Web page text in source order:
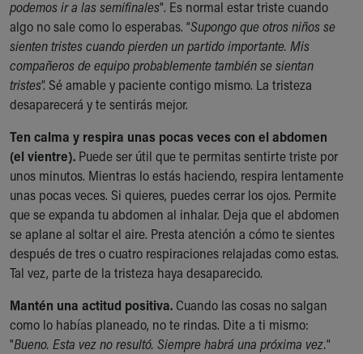
Gift Shop
Department of Public Safety
Health Info
Health Information
Healthy Info, Healthy Kids
Inside Children's Blog
Family Library
Educational Resources
Injury Prevention
Medical Records
Symptom Checker
Skip to main content
podemos ir a las semifinales". Es normal estar triste cuando
algo no sale como lo esperabas. “Supongo que otros niños se
sienten tristes cuando pierden un partido importante. Mis
compañeros de equipo probablemente también se sientan
tristes”. Sé amable y paciente contigo mismo. La tristeza
desaparecerá y te sentirás mejor.
Ten calma y respira unas pocas veces con el abdomen
(el vientre). Puede ser útil que te permitas sentirte triste por
unos minutos. Mientras lo estás haciendo, respira lentamente
unas pocas veces. Si quieres, puedes cerrar los ojos. Permite
que se expanda tu abdomen al inhalar. Deja que el abdomen
se aplane al soltar el aire. Presta atención a cómo te sientes
después de tres o cuatro respiraciones relajadas como estas.
Tal vez, parte de la tristeza haya desaparecido.
Mantén una actitud positiva. Cuando las cosas no salgan
como lo habías planeado, no te rindas. Dite a ti mismo:
"Bueno. Esta vez no resultó. Siempre habrá una próxima vez.”